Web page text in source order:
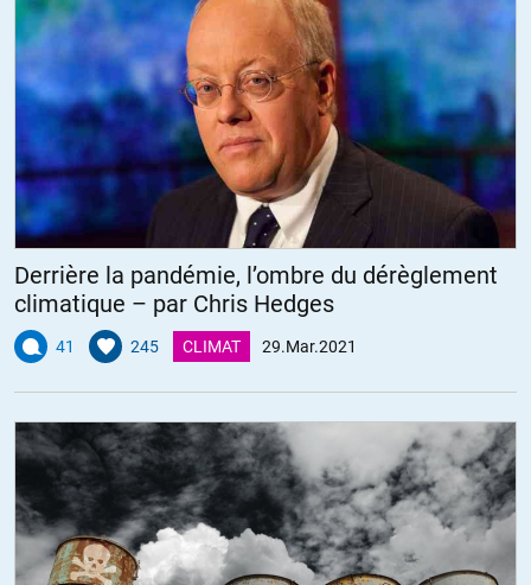
Derrière la pandémie, l’ombre du dérèglement
climatique – par Chris Hedges
41 245 CLIMAT 29.Mar.2021